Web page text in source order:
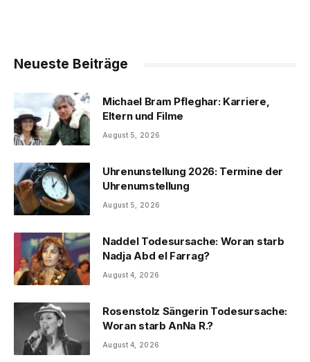
Neueste Beiträge
Michael Bram Pfleghar: Karriere,
Eltern und Filme
August 5, 2026
Uhrenunstellung 2026: Termine der
Uhrenumstellung
August 5, 2026
Naddel Todesursache: Woran starb
Nadja Abd el Farrag?
August 4, 2026
Rosenstolz Sängerin Todesursache:
Woran starb AnNa R.?
August 4, 2026